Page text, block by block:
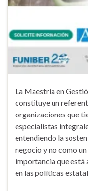
La Maestría en
constituye un
organizaciones que
especialistas
entendiendo la
negocio y no como
importancia que está
en las políticas